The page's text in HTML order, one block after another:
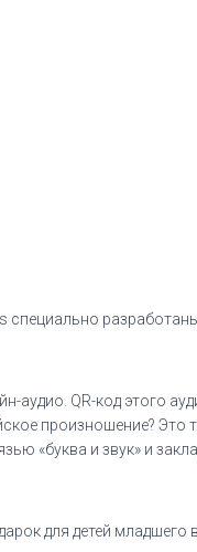
аудио. QR-код этого
произношение? Это
«буква и звук» и
для детей